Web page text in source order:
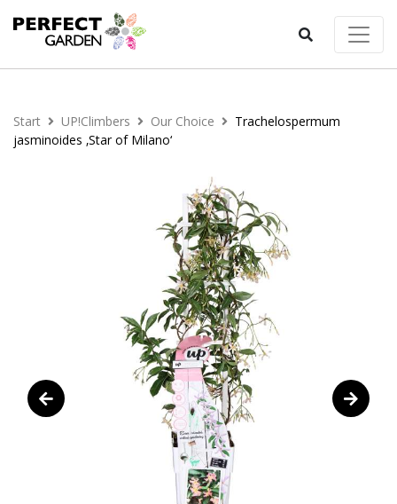
Start UP!Climbers Our Choice
Trachelospermum
jasminoides ‚Star of Milano‘